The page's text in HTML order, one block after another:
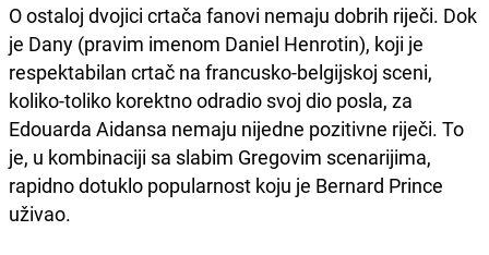
O ostaloj dvojici crtača fanovi nemaju dobrih riječi. Dok
je Dany (pravim imenom Daniel Henrotin), koji je
respektabilan crtač na francusko-belgijskoj sceni,
koliko-toliko korektno odradio svoj dio posla, za
Edouarda Aidansa nemaju nijedne pozitivne riječi. To
je, u kombinaciji sa slabim Gregovim scenarijima,
rapidno dotuklo popularnost koju je Bernard Prince
uživao.